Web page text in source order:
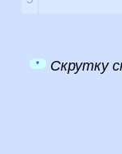
* Скрутку